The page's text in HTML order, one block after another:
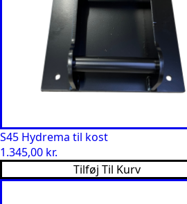
S45 Hydrema til kost
1.345,00 kr.
Tilføj Til Kurv